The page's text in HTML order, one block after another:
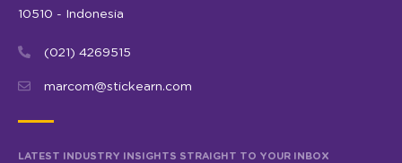
10510 - Indonesia
(021) 4269515
marcom@stickearn.com
LATEST INDUSTRY INSIGHTS STRAIGHT TO YOUR INBOX